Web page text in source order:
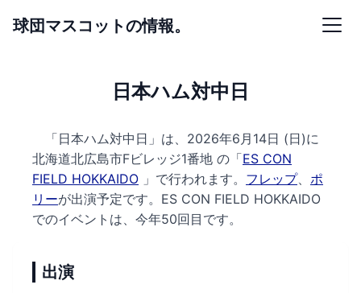
球団マスコットの情報。
日本ハム対中日
「日本ハム対中日」は、2026年6月14日 (日)に
北海道北広島市Fビレッジ1番地 の 「ES CON
FIELD HOKKAIDO 」で行われます。 フレップ、 ポ
リーが出演予定です。 ES CON FIELD HOKKAIDO
でのイベントは、今年50回目です。
出演